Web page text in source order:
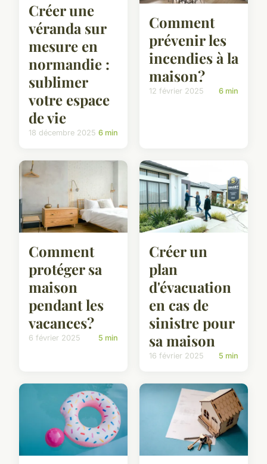
Créer une
véranda sur
mesure en
normandie :
sublimer
votre espace
de vie
18 décembre 2025 6 min
Comment
prévenir les
incendies à la
maison?
12 février 2025 6 min
Comment
protéger sa
maison
pendant les
vacances?
6 février 2025 5 min
Créer un
plan
d'évacuation
en cas de
sinistre pour
sa maison
16 février 2025 5 min